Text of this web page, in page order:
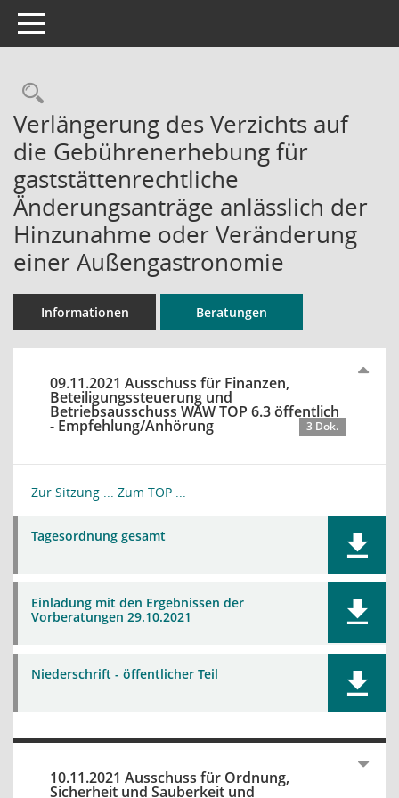
Toggle navigation
Rechercheauswahl
Verlängerung des Verzichts auf
die Gebührenerhebung für
gaststättenrechtliche
Änderungsanträge anlässlich der
Hinzunahme oder Veränderung
einer Außengastronomie
Informationen Beratungen
09.11.2021 Ausschuss für Finanzen,
Beteiligungssteuerung und
Betriebsausschuss WAW TOP 6.3 öffentlich
- Empfehlung/Anhörung 3 Dok.
Zur Sitzung ... Zum TOP ...
Tagesordnung gesamt
Einladung mit den Ergebnissen der
Vorberatungen 29.10.2021
Niederschrift - öffentlicher Teil
10.11.2021 Ausschuss für Ordnung,
Sicherheit und Sauberkeit und